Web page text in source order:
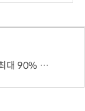
홈위크' 실시